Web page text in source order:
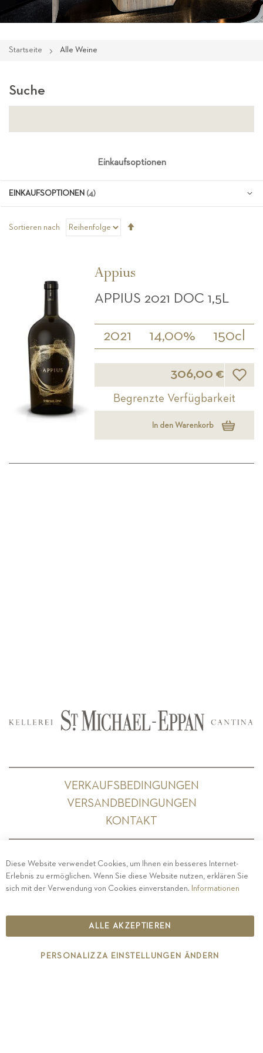
Startseite Alle Weine
Sortieren nach
Appius
APPIUS 2021 DOC 1,5L
2021 14,00% 150cl
306,00 €
Begrenzte Verfügbarkeit
In den Warenkorb
Suche
Einkaufsoptionen
EINKAUFSOPTIONEN
VERKAUFSBEDINGUNGEN
VERSANDBEDINGUNGEN
KONTAKT
PRIVACY-IMPRESSUM- COOKIE POLICY-
ETHISCHER KODEX
IT00126670215
Diese Website verwendet Cookies, um Ihnen ein besseres Internet-
Erlebnis zu ermöglichen. Wenn Sie diese Website nutzen, erklären Sie
sich mit der Verwendung von Cookies einverstanden. Informationen
ALLE AKZEPTIEREN
PERSONALIZZA EINSTELLUNGEN ÄNDERN